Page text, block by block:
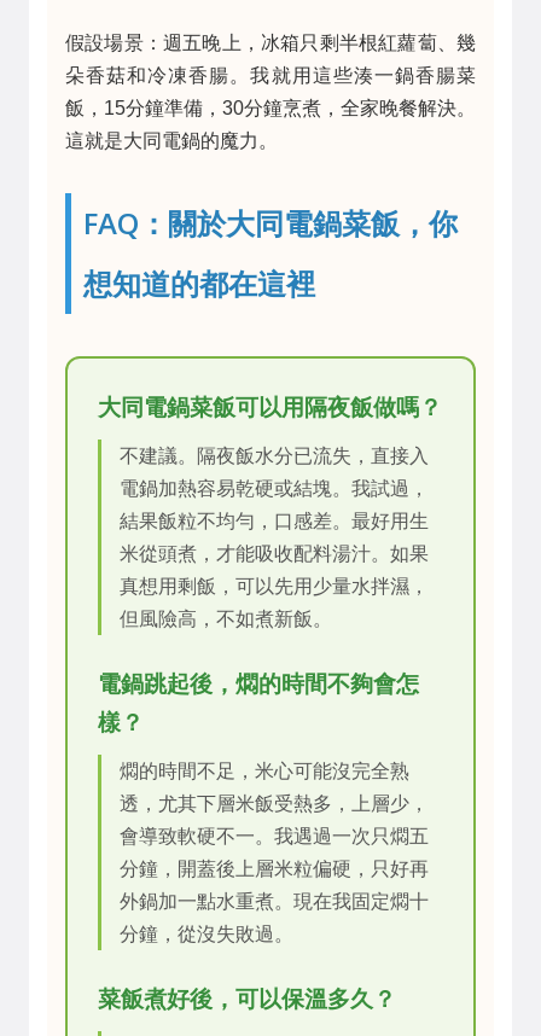
假設場景：週五晚上，冰箱只剩半根紅蘿蔔、幾
朵香菇和冷凍香腸。我就用這些湊一鍋香腸菜
飯，15分鐘準備，30分鐘烹煮，全家晚餐解決。
這就是大同電鍋的魔力。
FAQ：關於大同電鍋菜飯，你
想知道的都在這裡
大同電鍋菜飯可以用隔夜飯做嗎？
不建議。隔夜飯水分已流失，直接入
電鍋加熱容易乾硬或結塊。我試過，
結果飯粒不均勻，口感差。最好用生
米從頭煮，才能吸收配料湯汁。如果
真想用剩飯，可以先用少量水拌濕，
但風險高，不如煮新飯。
電鍋跳起後，燜的時間不夠會怎
樣？
燜的時間不足，米心可能沒完全熟
透，尤其下層米飯受熱多，上層少，
會導致軟硬不一。我遇過一次只燜五
分鐘，開蓋後上層米粒偏硬，只好再
外鍋加一點水重煮。現在我固定燜十
分鐘，從沒失敗過。
菜飯煮好後，可以保溫多久？